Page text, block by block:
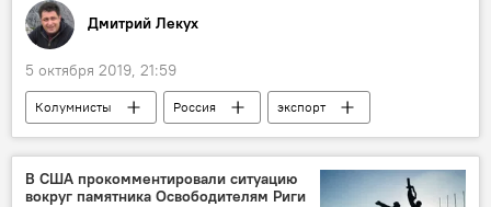
Дмитрий Лекух
5 октября 2019, 21:59
Колумнисты Россия
экспорт
США
Китай Сирия
В США прокомментировали ситуацию
вокруг памятника Освободителям Риги